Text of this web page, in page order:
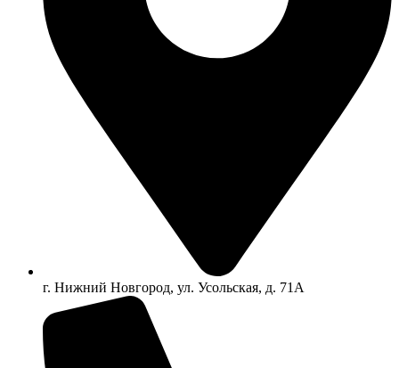
г. Нижний Новгород, ул. Усольская, д. 71А